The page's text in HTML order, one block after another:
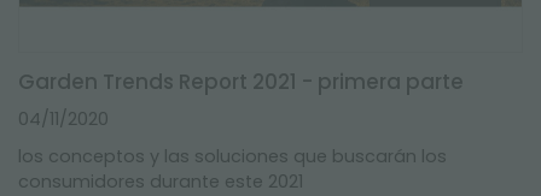
Garden Trends Report 2021 - primera parte
04/11/2020
los conceptos y las soluciones que buscarán los
consumidores durante este 2021